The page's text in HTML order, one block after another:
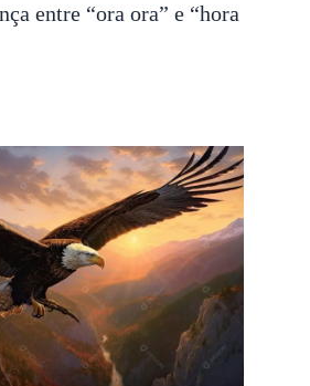
entre “ora ora” e “hora